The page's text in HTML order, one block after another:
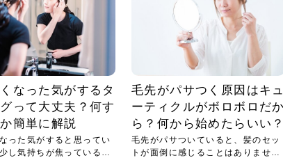
なった気がするタ
って大丈夫？何す
簡単に解説
った気がすると思ってい
し気持ちが焦っているの
毛先がパサつく原因はキュ
ーティクルがボロボロだか
ら？何から始めたらいい？
毛先がパサついていると、髪のセッ
トが面倒に感じることはありません